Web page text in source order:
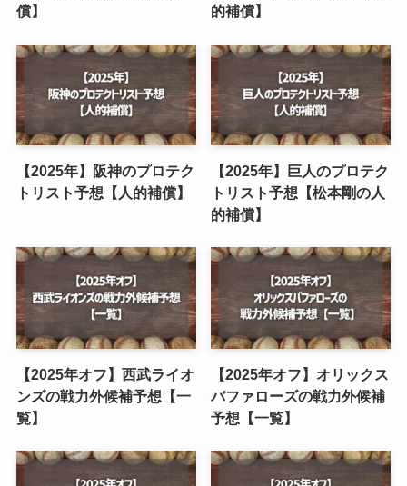
償】
的補償】
【2025年】阪神のプロテク
トリスト予想【人的補償】
【2025年】巨人のプロテク
トリスト予想【松本剛の人
的補償】
【2025年オフ】西武ライオ
ンズの戦力外候補予想【一
覧】
【2025年オフ】オリックス
バファローズの戦力外候補
予想【一覧】